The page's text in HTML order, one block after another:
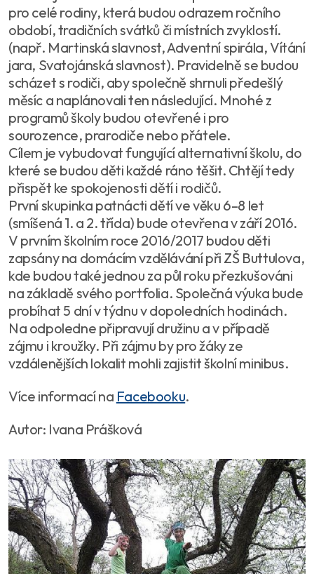
pro celé rodiny, která budou odrazem ročního
období, tradičních svátků či místních zvyklostí.
(např. Martinská slavnost, Adventní spirála, Vítání
jara, Svatojánská slavnost). Pravidelně se budou
scházet s rodiči, aby společně shrnuli předešlý
měsíc a naplánovali ten následující. Mnohé z
programů školy budou otevřené i pro
sourozence, prarodiče nebo přátele.
Cílem je vybudovat fungující alternativní školu, do
které se budou děti každé ráno těšit. Chtějí tedy
přispět ke spokojenosti dětí i rodičů.
První skupinka patnácti dětí ve věku 6–8 let
(smíšená 1. a 2. třída) bude otevřena v září 2016.
V prvním školním roce 2016/2017 budou děti
zapsány na domácím vzdělávání při ZŠ Buttulova,
kde budou také jednou za půl roku přezkušováni
na základě svého portfolia. Společná výuka bude
probíhat 5 dní v týdnu v dopoledních hodinách.
Na odpoledne připravují družinu a v případě
zájmu i kroužky. Při zájmu by pro žáky ze
vzdálenějších lokalit mohli zajistit školní minibus.
Více informací na Facebooku.
Autor: Ivana Prášková